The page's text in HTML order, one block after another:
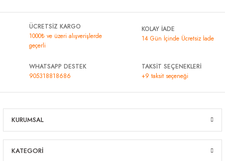
ÜCRETSİZ KARGO
1000₺ ve üzeri alışverişlerde
geçerli
KOLAY İADE
14 Gün İçinde Ücretsiz İade
WHATSAPP DESTEK
905318818686
TAKSİT SEÇENEKLERİ
+9 taksit seçeneği
KURUMSAL
KATEGORİ